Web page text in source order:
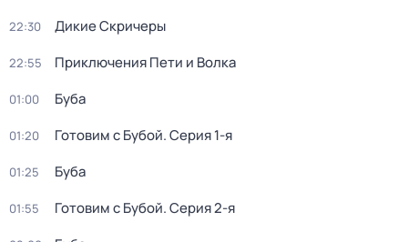
22:30 Дикие Скричеры
22:55 Приключения Пети и Волка
01:00 Буба
01:20 Готовим с Бубой. Серия 1-я
01:25 Буба
01:55 Готовим с Бубой. Серия 2-я